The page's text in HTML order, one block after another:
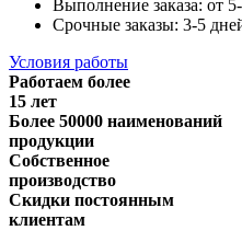
Выполнение заказа: от
Срочные заказы: 3-5
Условия работы
Работаем более
15 лет
Более 50000 наименований
продукции
Собственное
производство
Скидки постоянным
клиентам